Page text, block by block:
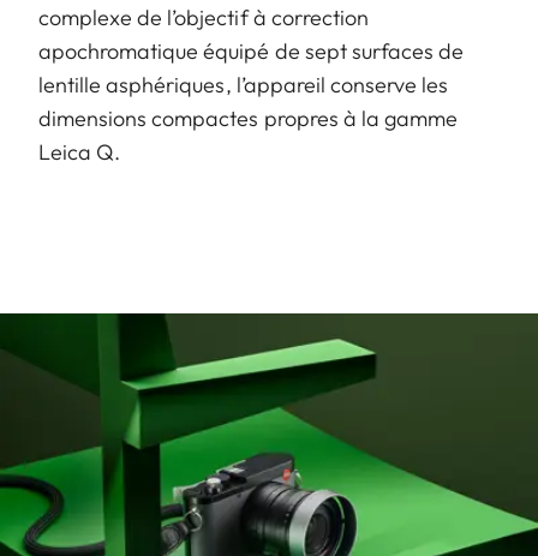
complexe de l’objectif à correction
apochromatique équipé de sept surfaces de
lentille asphériques, l’appareil conserve les
dimensions compactes propres à la gamme
Leica Q.